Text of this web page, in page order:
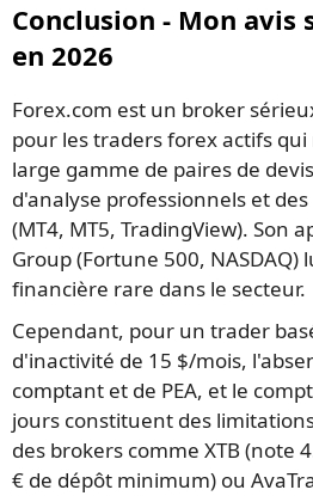
Conclusion - Mon avis
en 2026
Forex.com est un broker
pour les traders forex actifs
large gamme de paires de
d'analyse professionnels et
(MT4, MT5, TradingView). Son
Group (Fortune 500,
financière rare dans le secteur.
Cependant, pour un trader
d'inactivité de 15 $/mois,
comptant et de PEA, et le
jours constituent des
des brokers comme XTB (note
€ de dépôt minimum) ou